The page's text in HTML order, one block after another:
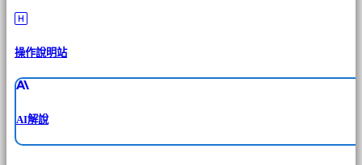
操作說明站
AI解說